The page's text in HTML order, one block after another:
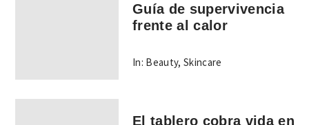
Guía de supervivencia
frente al calor
In: Beauty,Skincare
El tablero cobra vida en